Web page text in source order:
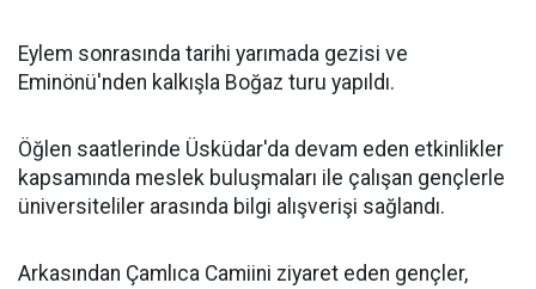
Eylem sonrasında tarihi yarımada gezisi ve
Eminönü'nden kalkışla Boğaz turu yapıldı.
Öğlen saatlerinde Üsküdar'da devam eden etkinlikler
kapsamında meslek buluşmaları ile çalışan gençlerle
üniversiteliler arasında bilgi alışverişi sağlandı.
Arkasından Çamlıca Camiini ziyaret eden gençler,